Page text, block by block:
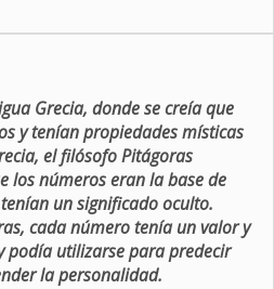
Grecia, donde se creía que
y tenían propiedades místicas
el filósofo Pitágoras
los números eran la base de
un significado oculto.
cada número tenía un valor y
podía utilizarse para predecir
la personalidad.